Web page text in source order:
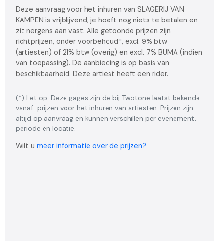
Deze aanvraag voor het inhuren van SLAGERIJ VAN
KAMPEN is vrijblijvend, je hoeft nog niets te betalen en
zit nergens aan vast. Alle getoonde prijzen zijn
richtprijzen, onder voorbehoud*, excl. 9% btw
(artiesten) of 21% btw (overig) en excl. 7% BUMA (indien
van toepassing). De aanbieding is op basis van
beschikbaarheid. Deze artiest heeft een rider.
(*) Let op: Deze gages zijn de bij Twotone laatst bekende
vanaf-prijzen voor het inhuren van artiesten. Prijzen zijn
altijd op aanvraag en kunnen verschillen per evenement,
periode en locatie.
Wilt u meer informatie over de prijzen?